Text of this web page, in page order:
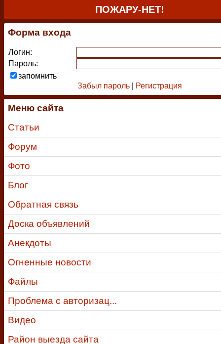
ПОЖАРУ-НЕТ!
Форма входа
Логин:
Пароль:
запомнить
Забыл пароль
Регистрация
Меню сайта
Статьи
Форум
Фото
Блог
Обратная связь
Доска объявлений
Анекдоты
Огненные новости
Файлы
Проблема с авторизац...
Видео
Район выезда сайта